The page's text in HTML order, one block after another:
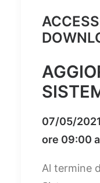
07/05/
ore 09:00
Al termine